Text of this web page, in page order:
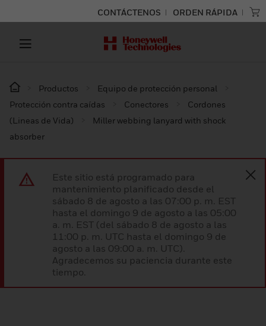
CONTÁCTENOS ORDEN RÁPIDA
Productos
Equipo de protección personal
Protección contra caídas
Conectores
Cordones
(Lineas de Vida)
Miller webbing lanyard with shock
absorber
Este sitio está programado para
mantenimiento planificado desde el
sábado 8 de agosto a las 07:00 p. m. EST
hasta el domingo 9 de agosto a las 05:00
a. m. EST (del sábado 8 de agosto a las
11:00 p. m. UTC hasta el domingo 9 de
agosto a las 09:00 a. m. UTC).
Agradecemos su paciencia durante este
tiempo.